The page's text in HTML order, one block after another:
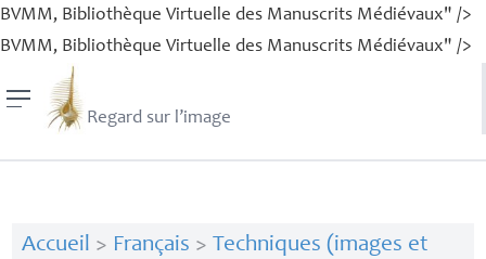
BVMM, Bibliothèque Virtuelle des Manuscrits Médiévaux" />
BVMM, Bibliothèque Virtuelle des Manuscrits Médiévaux" />
Regard sur l’image
Accueil > Français > Techniques (images et